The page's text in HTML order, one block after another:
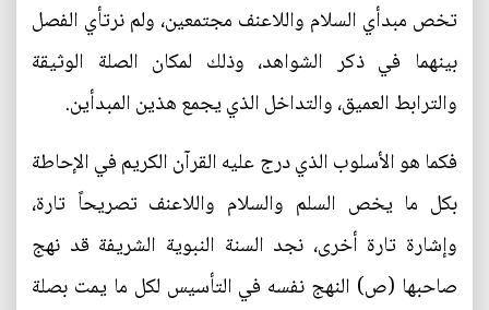
تخص مبدأي السلام واللاعنف مجتمعين، ولم نرتأي الفصل
بينهما في ذكر الشواهد، وذلك لمكان الصلة الوثيقة
والترابط العميق، والتداخل الذي يجمع هذين المبدأين.
فكما هو الأسلوب الذي درج عليه القرآن الكريم في الإحاطة
بكل ما يخص السلم والسلام واللاعنف تصريحاً تارة،
وإشارة تارة أخرى، نجد السنة النبوية الشريفة قد نهج
صاحبها (ص) النهج نفسه في التأسيس لكل ما يمت بصلة